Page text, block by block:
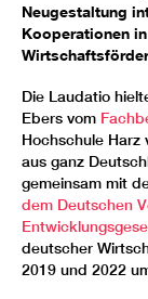
Neugestaltung
Kooperationen
Die Laudatio
Ebers vom
Hochschule
aus ganz
gemeinsam mit
dem Deutschen
deutscher
2019 und 2022